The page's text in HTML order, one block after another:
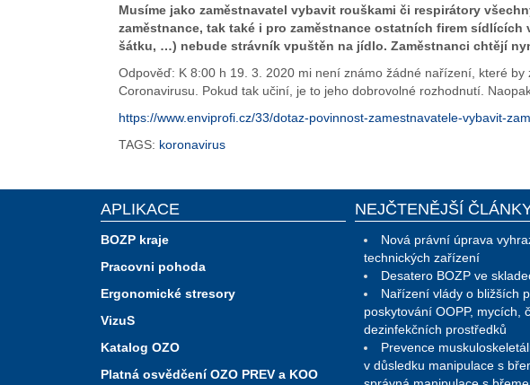
Musíme jako zaměstnavatel vybavit rouškami či respirátory
zaměstnance, tak také i pro zaměstnance ostatních firem
šátku, …) nebude strávník vpuštěn na jídlo. Zaměstnanci chtějí
Odpověď: K 8:00 h 19. 3. 2020 mi není známo žádné nařízení, které
Coronavirusu. Pokud tak učiní, je to jeho dobrovolné rozhodnutí.
https://www.enviprofi.cz/33/dotaz-povinnost-zamestnavatele-vybavit-
TAGS: koronavirus
APLIKACE
BOZP kraje
Pracovni pohoda
Ergonomické stresory
VizuS
Katalog OZO
Platná osvědčení OZO PREV a KOO
NEJČTENĚJŠÍ
Nová právní úprava
technických zařízení
Desatero BOZP ve
Nařízení vlády o bližších
poskytování OOPP, mycích,
dezinfekčních prostředků
Prevence
v důsledku manipulace s